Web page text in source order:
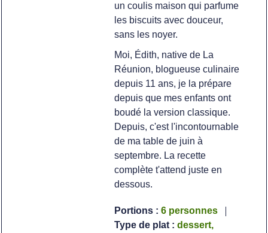
un coulis maison qui parfume
les biscuits avec douceur,
sans les noyer.
Moi, Édith, native de La
Réunion, blogueuse culinaire
depuis 11 ans, je la prépare
depuis que mes enfants ont
boudé la version classique.
Depuis, c'est l'incontournable
de ma table de juin à
septembre. La recette
complète t'attend juste en
dessous.
Portions :6 personnes
Type de plat :dessert,